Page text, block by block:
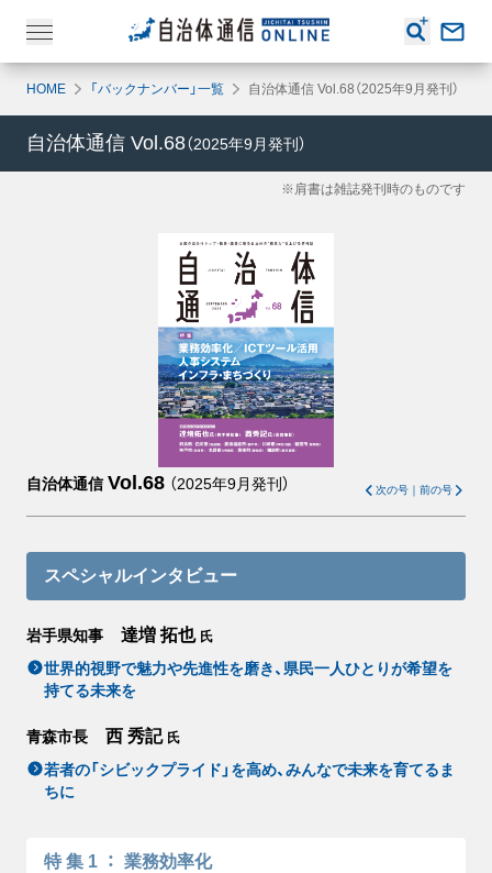
HOME 「バックナンバー」一覧 自治体通信 Vol.68（2025年9月発刊）
自治体通信 Vol.68（2025年9月発刊）
※肩書は雑誌発刊時のものです
自治体通信 Vol.68 （2025年9月発刊） 次の号 ｜ 前の号
スペシャルインタビュー
岩手県知事 達増 拓也 氏
世界的視野で魅力や先進性を磨き、県民一人ひとりが希望を
持てる未来を
青森市長 西 秀記 氏
若者の「シビックプライド」を高め、みんなで未来を育てるま
ちに
特集1 ： 業務効率化